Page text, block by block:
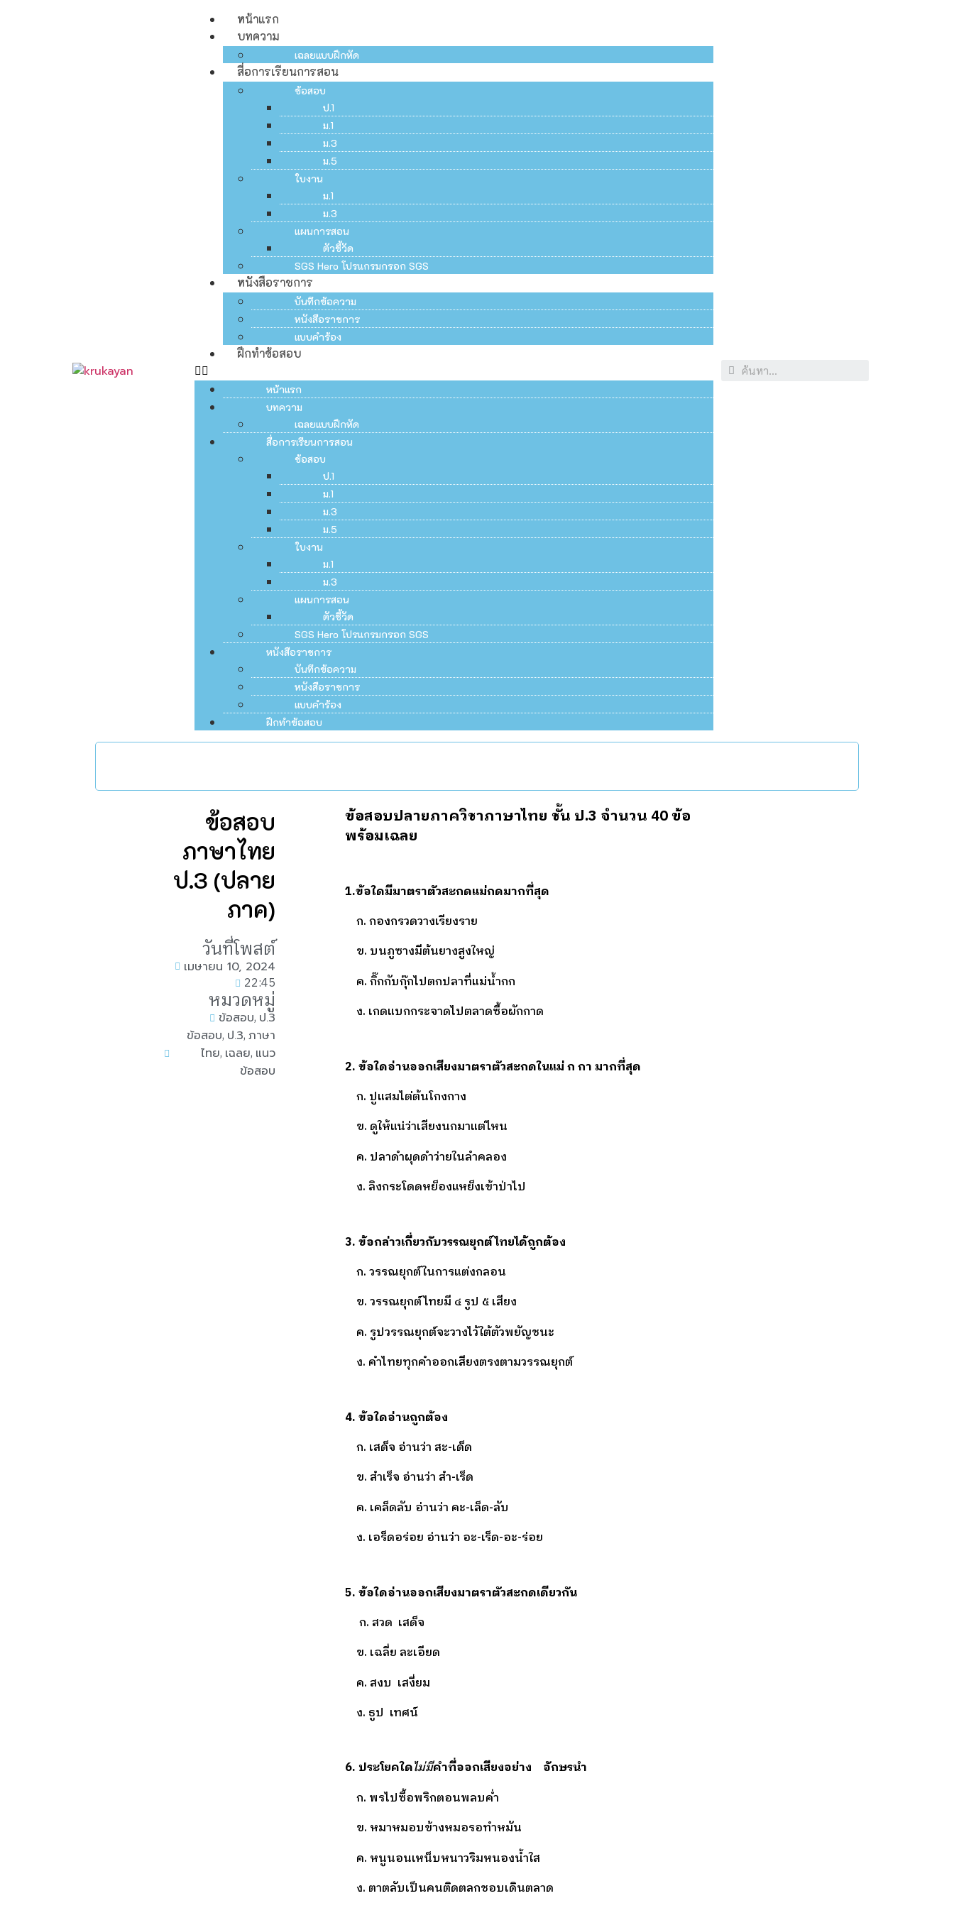
หน้าแรก
บทความ
เฉลยแบบฝึกหัด
สื่อการเรียนการสอน
ข้อสอบ
ป.1
ม.1
ม.3
ม.5
ใบงาน
ม.1
ม.3
แผนการสอน
ตัวชี้วัด
SGS Hero โปรแกรมกรอก SGS
หนังสือราชการ
บันทึกข้อความ
หนังสือราชการ
แบบคำร้อง
ฝึกทำข้อสอบ
หน้าแรก
บทความ
เฉลยแบบฝึกหัด
สื่อการเรียนการสอน
ข้อสอบ
ป.1
ม.1
ม.3
ม.5
ใบงาน
ม.1
ม.3
แผนการสอน
ตัวชี้วัด
SGS Hero โปรแกรมกรอก SGS
หนังสือราชการ
บันทึกข้อความ
หนังสือราชการ
แบบคำร้อง
ฝึกทำข้อสอบ
ข้อสอบ
ภาษาไทย
ป.3 (ปลาย
ภาค)
วันที่โพสต์
เมษายน 10, 2024
22:45
หมวดหมู่
ข้อสอบ, ป.3
ข้อสอบ, ป.3, ภาษา
ไทย, เฉลย, แนว
ข้อสอบ
ข้อสอบปลายภาควิชาภาษาไทย ชั้น ป.3 จำนวน 40 ข้อ
พร้อมเฉลย
1.ข้อใดมีมาตราตัวสะกดแม่กดมากที่สุด
ก. กองกรวดวางเรียงราย
ข. บนภูซางมีต้นยางสูงใหญ่
ค. กิ๊กกับกุ๊กไปตกปลาที่แม่น้ำกก
ง. เกดแบกกระจาดไปตลาดซื้อผักกาด
2.ข้อใดอ่านออกเสียงมาตราตัวสะกดในแม่ ก กา มากที่สุด
ก. ปูแสมไต่ต้นโกงกาง
ข. ดูให้แน่ว่าเสียงนกมาแต่ไหน
ค. ปลาดำผุดดำว่ายในลำคลอง
ง. ลิงกระโดดหย็องแหย็งเข้าป่าไป
3.ข้อกล่าวเกี่ยวกับวรรณยุกต์ไทยได้ถูกต้อง
ก. วรรณยุกต์ในการแต่งกลอน
ข. วรรณยุกต์ไทยมี ๔ รูป ๕ เสียง
ค. รูปวรรณยุกต์จะวางไว้ใต้ตัวพยัญชนะ
ง. คำไทยทุกคำออกเสียงตรงตามวรรณยุกต์
4. ข้อใดอ่านถูกต้อง
ก. เสด็จ อ่านว่า สะ-เด็ด
ข. สำเร็จ อ่านว่า สำ-เร็ด
ค. เคล็ดลับ อ่านว่า คะ-เล็ด-ลับ
ง. เอร็ดอร่อย อ่านว่า อะ-เร็ด-อะ-ร่อย
5.ข้อใดอ่านออกเสียงมาตราตัวสะกดเดียวกัน
ก. สวด เสด็จ
ข. เฉลี่ย ละเอียด
ค. สงบ เสงี่ยม
ง. ธูป เทศน์
6. ประโยคใดไม่มีคำที่ออกเสียงอย่าง อักษรนำ
ก. พรไปซื้อพริกตอนพลบค่ำ
ข. หมาหมอบข้างหมอรอทำหมัน
ค. หนูนอนเหน็บหนาวริมหนองน้ำใส
ง. ตาตลับเป็นคนติดตลกชอบเดินตลาด